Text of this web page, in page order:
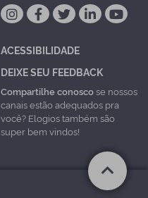
ACESSIBILIDADE
DEIXE SEU FEEDBACK
Compartilhe conoscose nossos
canais estão adequados pra
você? Elogios também são
super bem vindos!